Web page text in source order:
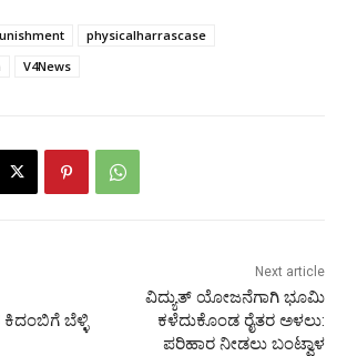
physicalharrascase
V4News
ಕಿದಂಬಿಗೆ ಬೆಳ್ಳಿ
Next article
ವಿದ್ಯುತ್ ಯೋಜನೆಗಾಗಿ ಭೂಮಿ
ಕಳೆದುಕೊಂಡ ರೈತರ ಅಳಲು:
ಪರಿಹಾರ ನೀಡಲು ಬಂಟ್ವಾಳ